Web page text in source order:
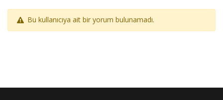
Bu kullanıcıya ait bir yorum bulunamadı.